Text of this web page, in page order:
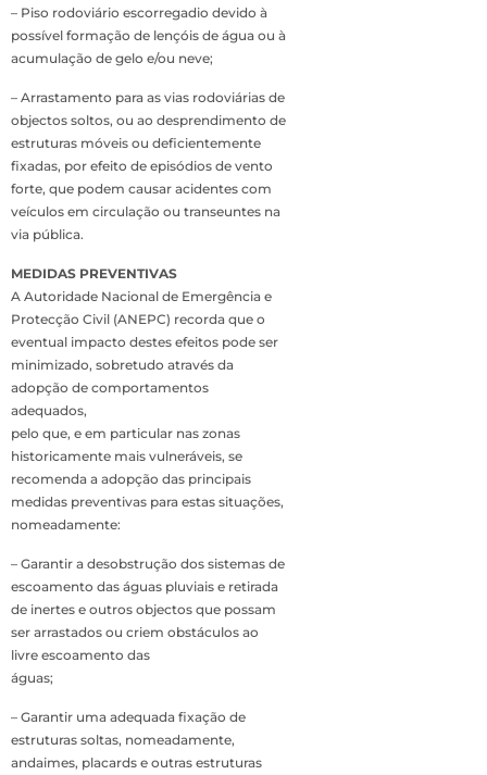
– Piso rodoviário escorregadio devido à
possível formação de lençóis de água ou à
acumulação de gelo e/ou neve;
– Arrastamento para as vias rodoviárias de
objectos soltos, ou ao desprendimento de
estruturas móveis ou deficientemente
fixadas, por efeito de episódios de vento
forte, que podem causar acidentes com
veículos em circulação ou transeuntes na
via pública.
MEDIDAS PREVENTIVAS
A Autoridade Nacional de Emergência e
Protecção Civil (ANEPC) recorda que o
eventual impacto destes efeitos pode ser
minimizado, sobretudo através da
adopção de comportamentos
adequados,
pelo que, e em particular nas zonas
historicamente mais vulneráveis, se
recomenda a adopção das principais
medidas preventivas para estas situações,
nomeadamente:
– Garantir a desobstrução dos sistemas de
escoamento das águas pluviais e retirada
de inertes e outros objectos que possam
ser arrastados ou criem obstáculos ao
livre escoamento das
águas;
– Garantir uma adequada fixação de
estruturas soltas, nomeadamente,
andaimes, placards e outras estruturas